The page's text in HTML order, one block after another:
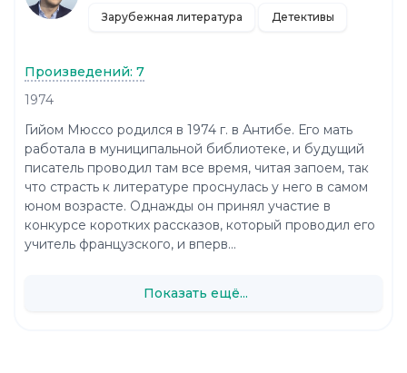
Зарубежная литература Детективы
Произведений: 7
1974
Гийом Мюссо родился в 1974 г. в Антибе. Его мать
работала в муниципальной библиотеке, и будущий
писатель проводил там все время, читая запоем, так
что страсть к литературе проснулась у него в самом
юном возрасте. Однажды он принял участие в
конкурсе коротких рассказов, который проводил его
учитель французского, и вперв...
Показать ещё...